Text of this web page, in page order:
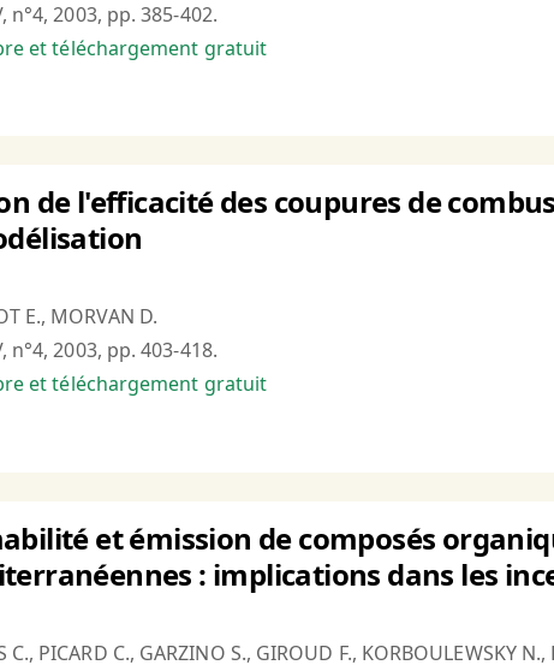
n°4, 2003, pp. 385-402.
et téléchargement gratuit
de l'efficacité des coupures de
E., MORVAN D.
n°4, 2003, pp. 403-418.
et téléchargement gratuit
et émission de composés
: implications dans les
PICARD C., GARZINO S., GIROUD F., KORBOULEWSKY